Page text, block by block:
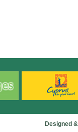
Designed